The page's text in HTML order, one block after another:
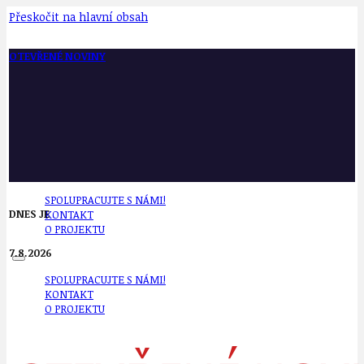
Přeskočit na hlavní obsah
OTEVŘENÉ NOVINY
SPOLUPRACUJTE S NÁMI!
KONTAKT
O PROJEKTU
SPOLUPRACUJTE S NÁMI!
KONTAKT
O PROJEKTU
DNES JE
7.8.2026